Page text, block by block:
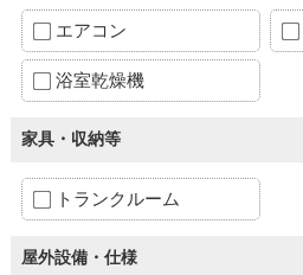
エアコン
浴室乾燥機
家具・収納等
トランクルーム
屋外設備・仕様